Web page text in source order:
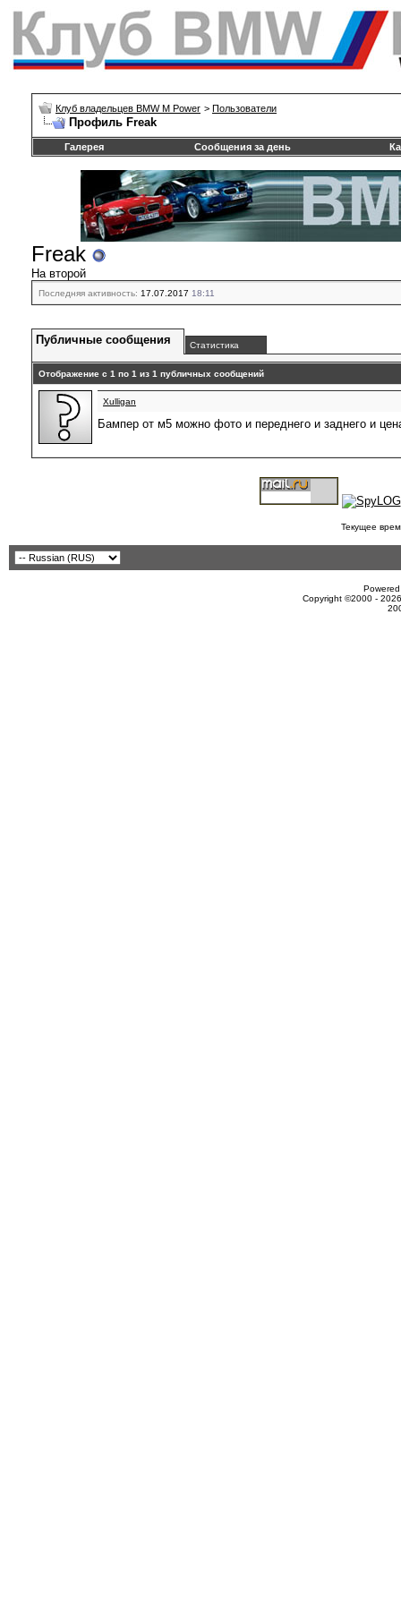
Клуб владельцев BMW M Power > Пользователи
Профиль Freak
Галерея Сообщения за день
Freak
На второй
Последняя активность: 17.07.2017 18:11
Публичные сообщения Статистика
Отображение с 1 по 1 из 1 публичных сообщений
Xulligan
Бампер от м5 можно фото и переднего и заднего и
Текущее
Copyright ©2000 -